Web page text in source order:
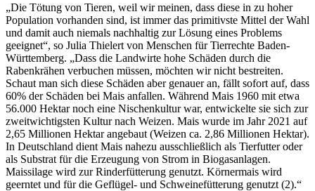
„Die Tötung von Tieren, weil wir meinen, dass diese in zu hoher
Population vorhanden sind, ist immer das primitivste Mittel der Wahl
und damit auch niemals nachhaltig zur Lösung eines Problems
geeignet“, so Julia Thielert von Menschen für Tierrechte Baden-
Württemberg. „Dass die Landwirte hohe Schäden durch die
Rabenkrähen verbuchen müssen, möchten wir nicht bestreiten.
Schaut man sich diese Schäden aber genauer an, fällt sofort auf, dass
60% der Schäden bei Mais anfallen. Während Mais 1960 mit etwa
56.000 Hektar noch eine Nischenkultur war, entwickelte sie sich zur
zweitwichtigsten Kultur nach Weizen. Mais wurde im Jahr 2021 auf
2,65 Millionen Hektar angebaut (Weizen ca. 2,86 Millionen Hektar).
In Deutschland dient Mais nahezu ausschließlich als Tierfutter oder
als Substrat für die Erzeugung von Strom in Biogasanlagen.
Maissilage wird zur Rinderfütterung genutzt. Körnermais wird
geerntet und für die Geflügel- und Schweinefütterung genutzt (2).“